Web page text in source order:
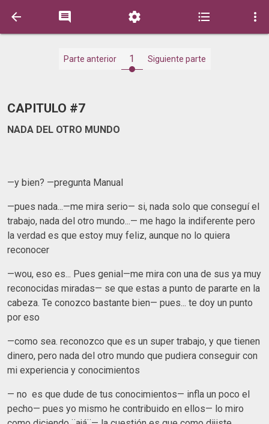
    
Parte anterior 1 Siguiente parte
CAPITULO #7
NADA DEL OTRO MUNDO
—y bien? —pregunta Manual
—pues nada...—me mira serio— si, nada solo que conseguí el
trabajo, nada del otro mundo...— me hago la indiferente pero
la verdad es que estoy muy feliz, aunque no lo quiera
reconocer
—wou, eso es... Pues genial—me mira con una de sus ya muy
reconocidas miradas— se que estas a punto de pararte en la
cabeza. Te conozco bastante bien— pues... te doy un punto
por eso
—como sea. reconozco que es un super trabajo, y que tienen
dinero, pero nada del otro mundo que pudiera conseguir con
mi experiencia y conocimientos
— no es que dude de tus conocimientos— infla un poco el
pecho— pues yo mismo he contribuido en ellos— lo miro